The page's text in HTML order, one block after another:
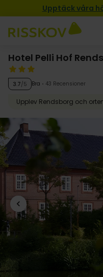
Upptäck våra
Hotel Pelli Hof
3.7/5 Bra 43 Recensioner
Upplev Rendsborg och